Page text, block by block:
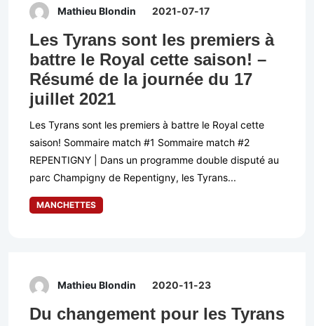
Mathieu Blondin 2021-07-17
Les Tyrans sont les premiers à
battre le Royal cette saison! –
Résumé de la journée du 17
juillet 2021
Les Tyrans sont les premiers à battre le Royal cette
saison! Sommaire match #1 Sommaire match #2
REPENTIGNY | Dans un programme double disputé au
parc Champigny de Repentigny, les Tyrans...
MANCHETTES
Mathieu Blondin 2020-11-23
Du changement pour les Tyrans